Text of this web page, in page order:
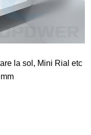
la sol, Mini Rial etc